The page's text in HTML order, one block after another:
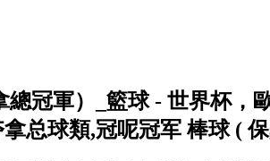
冠軍）_籃球 - 世界杯，
，夺拿总球類,冠呢冠军 棒球 (